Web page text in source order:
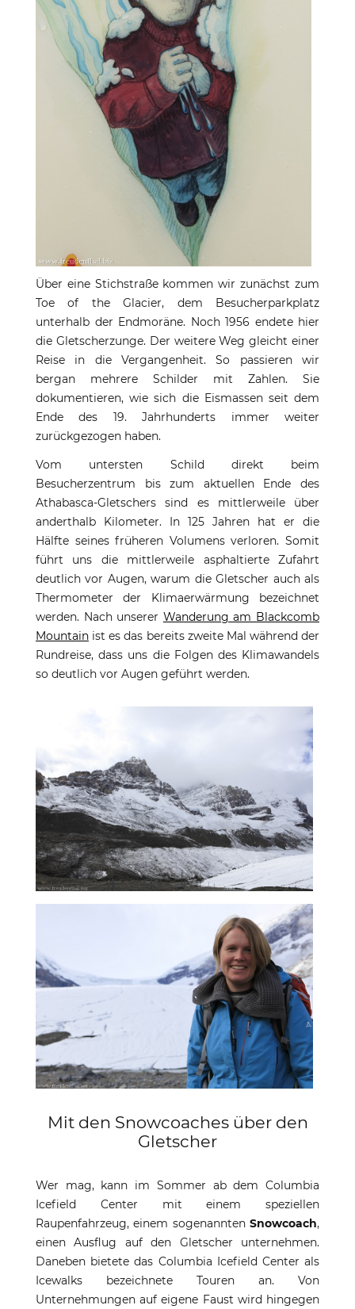
Über eine Stichstraße kommen wir zunächst zum
Toe of the Glacier, dem Besucherparkplatz
unterhalb der Endmoräne. Noch 1956 endete hier
die Gletscherzunge. Der weitere Weg gleicht einer
Reise in die Vergangenheit. So passieren wir
bergan mehrere Schilder mit Zahlen. Sie
dokumentieren, wie sich die Eismassen seit dem
Ende des 19. Jahrhunderts immer weiter
zurückgezogen haben.
Vom untersten Schild direkt beim
Besucherzentrum bis zum aktuellen Ende des
Athabasca-Gletschers sind es mittlerweile über
anderthalb Kilometer. In 125 Jahren hat er die
Hälfte seines früheren Volumens verloren. Somit
führt uns die mittlerweile asphaltierte Zufahrt
deutlich vor Augen, warum die Gletscher auch als
Thermometer der Klimaerwärmung bezeichnet
werden. Nach unserer Wanderung am Blackcomb
Mountain ist es das bereits zweite Mal während der
Rundreise, dass uns die Folgen des Klimawandels
so deutlich vor Augen geführt werden.
Mit den Snowcoaches über den
Gletscher
Wer mag, kann im Sommer ab dem Columbia
Icefield Center mit einem speziellen
Raupenfahrzeug, einem sogenannten Snowcoach,
einen Ausflug auf den Gletscher unternehmen.
Daneben bietete das Columbia Icefield Center als
Icewalks bezeichnete Touren an. Von
Unternehmungen auf eigene Faust wird hingegen